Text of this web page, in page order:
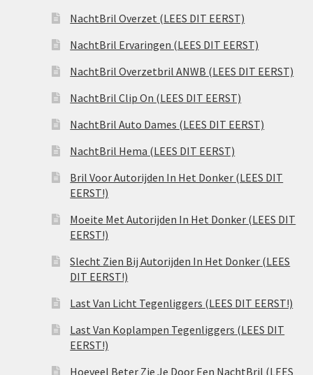
NachtBril Overzet (LEES DIT EERST)
NachtBril Ervaringen (LEES DIT EERST)
NachtBril Overzetbril ANWB (LEES DIT EERST)
NachtBril Clip On (LEES DIT EERST)
NachtBril Auto Dames (LEES DIT EERST)
NachtBril Hema (LEES DIT EERST)
Bril Voor Autorijden In Het Donker (LEES DIT
EERST!)
Moeite Met Autorijden In Het Donker (LEES DIT
EERST!)
Slecht Zien Bij Autorijden In Het Donker (LEES
DIT EERST!)
Last Van Licht Tegenliggers (LEES DIT EERST!)
Last Van Koplampen Tegenliggers (LEES DIT
EERST!)
Hoeveel Beter Zie Je Door Een NachtBril (LEES